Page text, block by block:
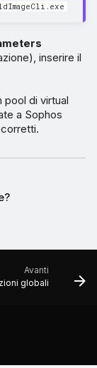
inserire il
pool di virtual
a Sophos
Avanti
globali